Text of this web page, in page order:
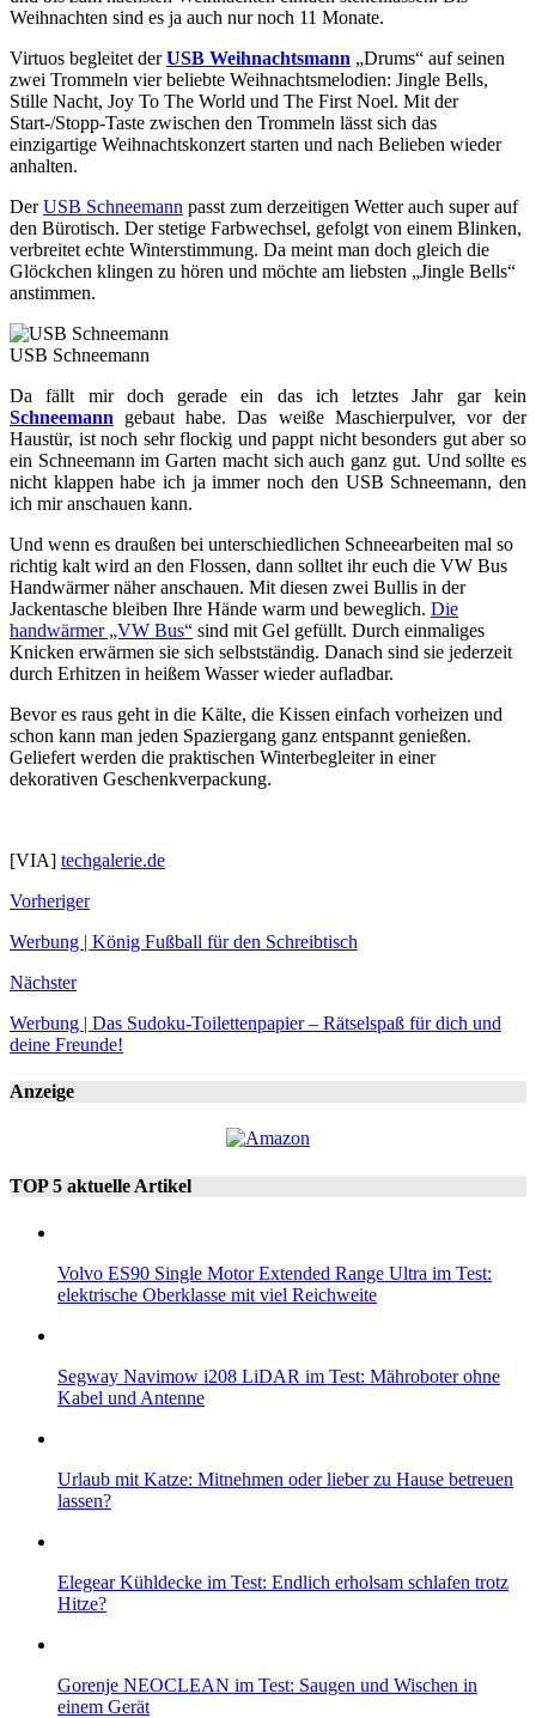
Weihnachten sind es ja auch nur noch 11 Monate.
Virtuos begleitet derUSB Weihnachtsmann „Drums“ auf seinen
zwei Trommeln vier beliebte Weihnachtsmelodien: Jingle Bells,
Stille Nacht, Joy To The World und The First Noel. Mit der
Start-/Stopp-Taste zwischen den Trommeln lässt sich das
einzigartige Weihnachtskonzert starten und nach Belieben wieder
anhalten.
DerUSB Schneemann passt zum derzeitigen Wetter auch super auf
den Bürotisch. Der stetige Farbwechsel, gefolgt von einem Blinken,
verbreitet echte Winterstimmung. Da meint man doch gleich die
Glöckchen klingen zu hören und möchte am liebsten „Jingle Bells“
anstimmen.
USB Schneemann
Da fällt mir doch gerade ein das ich letztes Jahr gar kein
Schneemann gebaut habe. Das weiße Maschierpulver, vor der
Haustür, ist noch sehr flockig und pappt nicht besonders gut aber so
ein Schneemann im Garten macht sich auch ganz gut. Und sollte es
nicht klappen habe ich ja immer noch den USB Schneemann, den
ich mir anschauen kann.
Und wenn es draußen bei unterschiedlichen Schneearbeiten mal so
richtig kalt wird an den Flossen, dann solltet ihr euch die VW Bus
Handwärmer näher anschauen. Mit diesen zwei Bullis in der
Jackentasche bleiben Ihre Hände warm und beweglich. Die
handwärmer „VW Bus“ sind mit Gel gefüllt. Durch einmaliges
Knicken erwärmen sie sich selbstständig. Danach sind sie jederzeit
durch Erhitzen in heißem Wasser wieder aufladbar.
Bevor es raus geht in die Kälte, die Kissen einfach vorheizen und
schon kann man jeden Spaziergang ganz entspannt genießen.
Geliefert werden die praktischen Winterbegleiter in einer
dekorativen Geschenkverpackung.
[VIA] techgalerie.de
Vorheriger
Werbung | König Fußball für den Schreibtisch
Nächster
Werbung | Das Sudoku-Toilettenpapier – Rätselspaß für dich und
deine Freunde!
Anzeige
TOP 5 aktuelle Artikel
Volvo ES90 Single Motor Extended Range Ultra im Test:
elektrische Oberklasse mit viel Reichweite
Segway Navimow i208 LiDAR im Test: Mähroboter ohne
Kabel und Antenne
Urlaub mit Katze: Mitnehmen oder lieber zu Hause betreuen
lassen?
Elegear Kühldecke im Test: Endlich erholsam schlafen trotz
Hitze?
Gorenje NEOCLEAN im Test: Saugen und Wischen in
einem Gerät